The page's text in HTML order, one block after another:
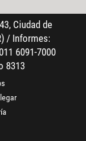
Ciudad de
/ Informes:
6091-7000
8313